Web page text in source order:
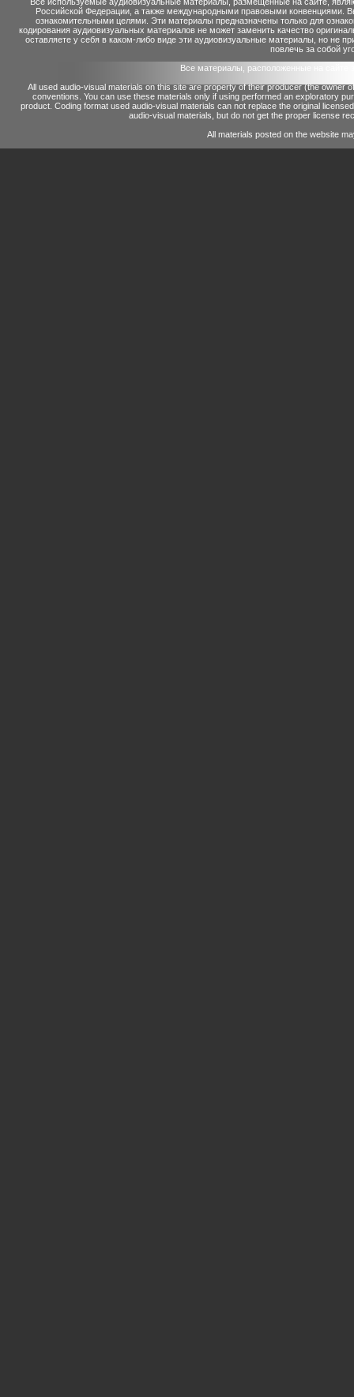
Российской Федерации, а также международными правовыми конвенциями.
ознакомительными целями. Эти материалы предназначены только для
кодирования аудиовизуальных материалов не может заменить качество
оставляете у себя в каком-либо виде эти аудиовизуальные материалы, но не
повлечь за собой
Все материалы, расположенные на сайте
All used audio-visual materials on this site are property of their producer (the owner
conventions. You can use these materials only if using performed an exploratory
product. Coding format used audio-visual materials can not replace the original
audio-visual materials, but do not get the proper license
All materials posted on the website